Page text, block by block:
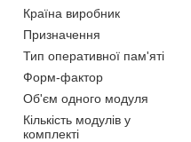
Країна виробник
Призначення
Тип оперативної пам'яті
Форм-фактор
Об'єм одного модуля
Кількість модулів у
комплекті